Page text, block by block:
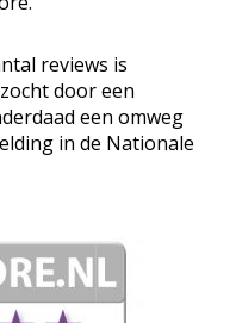
reviews is
door een
een omweg
in de Nationale